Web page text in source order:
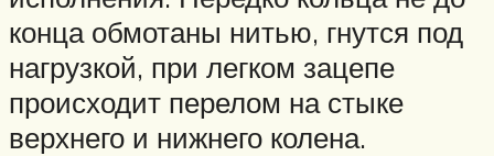
конца обмотаны нитью, гнутся под
нагрузкой, при легком зацепе
происходит перелом на стыке
верхнего и нижнего колена.